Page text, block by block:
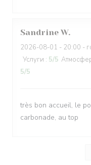
Sandrine W
2026-08-01 - 20:00 -
Услуги : 5/5
5/5
très bon accueil, le
carbonade, au top